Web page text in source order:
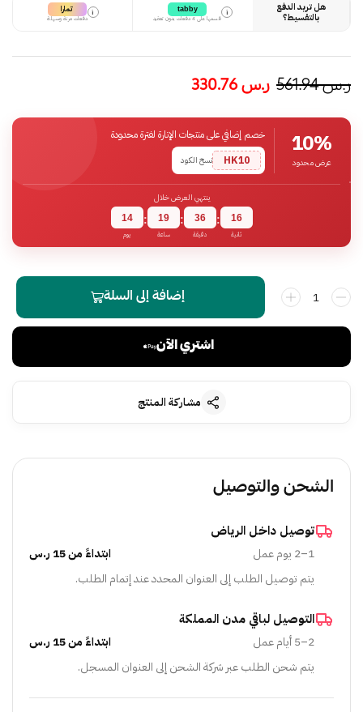
هل تريد الدفع
بالتقسيط؟
i
tabby
قسمها على 4 دفعات بدون تعقيد
i تمارا
دفعات مرنة وسهلة
ر.س561.94 ر.س330.76
10%
عرض محدود
خصم إضافي على منتجات الإنارة لفترة محدودة
HK10
نسخ الكود
ينتهي العرض خلال
14
يوم
: 19
ساعة
: 36
دقيقة
: 15
ثانية
إضافة إلى السلة
اشتري الآن
مشاركة المنتج
الشحن والتوصيل
توصيل داخل الرياض
1–2 يوم عمل
ابتداءً من 15 ر.س
يتم توصيل الطلب إلى العنوان المحدد عند إتمام الطلب.
التوصيل لباقي مدن المملكة
2–5 أيام عمل
ابتداءً من 15 ر.س
يتم شحن الطلب عبر شركة الشحن إلى العنوان المسجل.